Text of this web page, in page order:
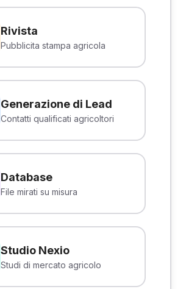
Rivista
Pubblicita stampa agricola
Generazione di Lead
Contatti qualificati agricoltori
Database
File mirati su misura
Studio Nexio
Studi di mercato agricolo